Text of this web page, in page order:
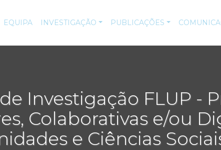
EQUIPA INVESTIGAÇÃO PUBLICAÇÕES
Investigação FLUP -
Colaborativas e/ou
e Ciências